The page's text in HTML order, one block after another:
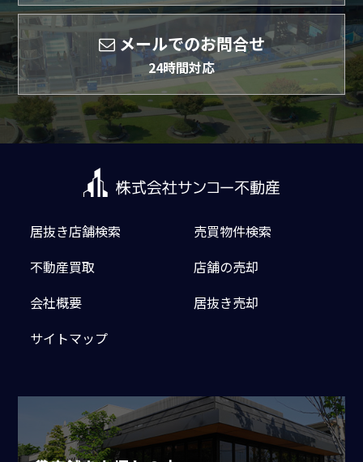
メールでのお問合せ
24時間対応
居抜き店舗検索
売買物件検索
不動産買取
店舗の売却
会社概要
居抜き売却
サイトマップ